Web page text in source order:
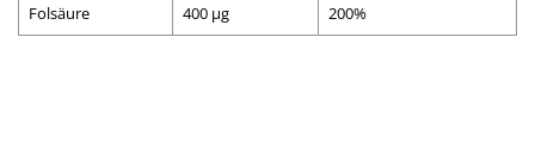
Folsäure
400 µg 200%